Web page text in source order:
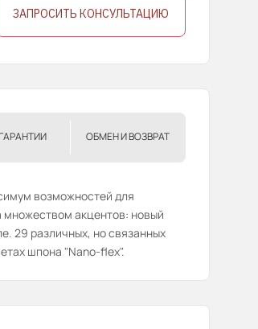
ЗАПРОСИТЬ КОНСУЛЬТАЦИЮ
ОБМЕН И ВОЗВРАТ
возможностей для
множеством акцентов: новый
29 различных, но связанных
шпона "Nano-flex".